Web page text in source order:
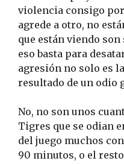
violencia consigo
agrede a otro, no
que están viendo
eso basta para
agresión no solo es
resultado de un odio
No, no son unos
Tigres que se odian
del juego muchos
90 minutos, o el